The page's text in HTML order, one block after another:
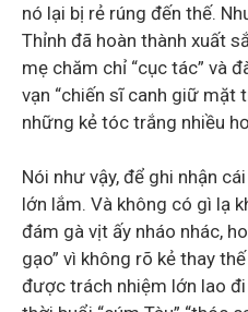
nó lại bị rẻ rúng đến thế.
Thỉnh đã hoàn thành xuất
mẹ chăm chỉ “cục tác” và
vạn “chiến sĩ canh giữ mặt
những kẻ tóc trắng nhiều
Nói như vậy, để ghi nhận
lớn lắm. Và không có gì lạ
đám gà vịt ấy nháo nhác,
gạo” vì không rõ kẻ thay
được trách nhiệm lớn lao